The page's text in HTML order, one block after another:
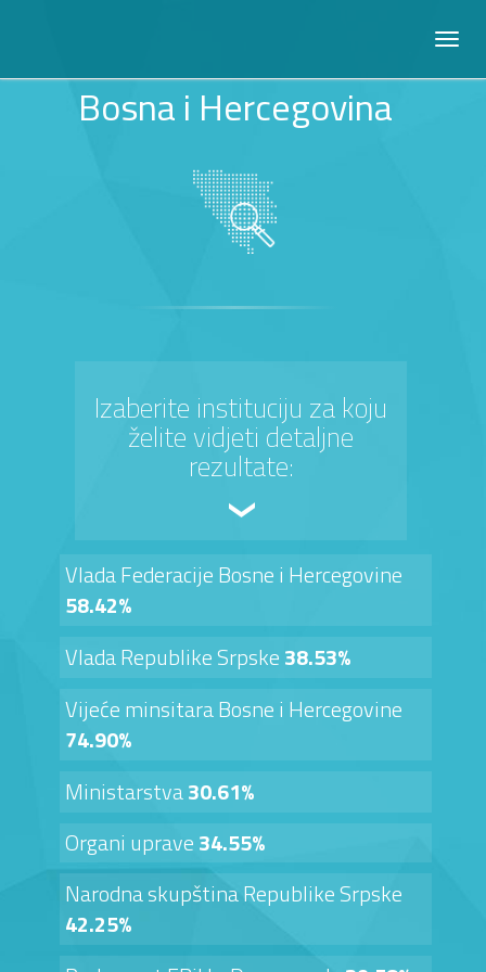
Bosna i Hercegovina
Izaberite instituciju za koju
želite vidjeti detaljne
rezultate:
Vlada Federacije Bosne i Hercegovine
58.42%
Vlada Republike Srpske38.53%
Vijeće minsitara Bosne i Hercegovine
74.90%
Ministarstva30.61%
Organi uprave34.55%
Narodna skupština Republike Srpske
42.25%